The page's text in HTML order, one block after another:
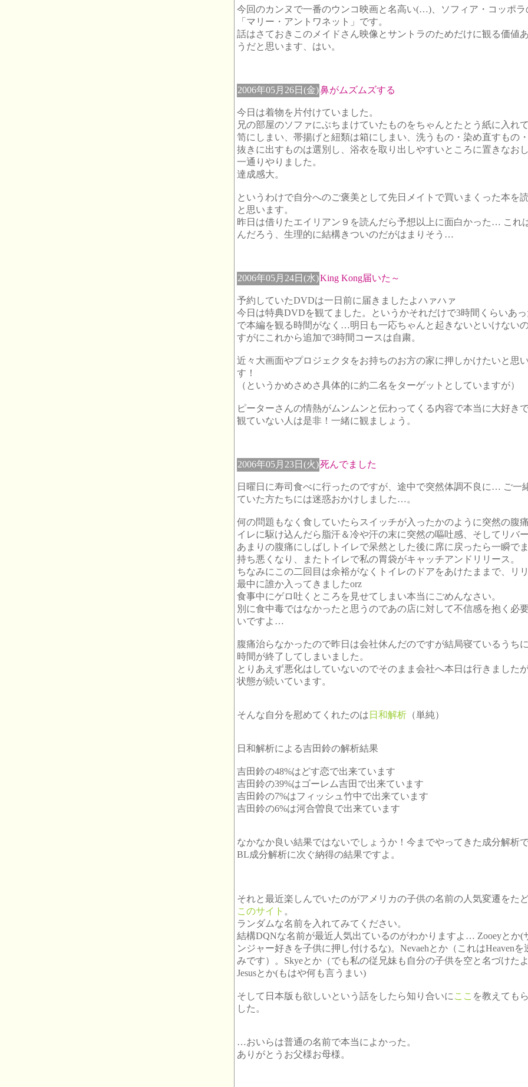
今回のカンヌで一番のウンコ映画と名高い(…)、ソフィア・コッポラ
「マリー・アントワネット」です。
話はさておきこのメイドさん映像とサントラのためだけに観る価値
うだと思います、はい。
2006年05月26日(金)鼻がムズムズする
今日は着物を片付けていました。
兄の部屋のソファにぶちまけていたものをちゃんとたとう紙に入れ
笥にしまい、帯揚げと紐類は箱にしまい、洗うもの・染め直すもの
抜きに出すものは選別し、浴衣を取り出しやすいところに置きなお
一通りやりました。
達成感大。
というわけで自分へのご褒美として先日メイトで買いまくった本を
と思います。
昨日は借りたエイリアン９を読んだら予想以上に面白かった… これ
んだろう、生理的に結構きついのだがはまりそう…
2006年05月24日(水)King Kong届いた～
予約していたDVDは一日前に届きましたよハァハァ
今日は特典DVDを観てました。というかそれだけで3時間くらいあ
で本編を観る時間がなく…明日も一応ちゃんと起きないといけない
すがにこれから追加で3時間コースは自粛。
近々大画面やプロジェクタをお持ちのお方の家に押しかけたいと思
す！
（というかめさめさ具体的に約二名をターゲットとしていますが）
ピーターさんの情熱がムンムンと伝わってくる内容で本当に大好きで
観ていない人は是非！一緒に観ましょう。
2006年05月23日(火)死んでました
日曜日に寿司食べに行ったのですが、途中で突然体調不良に… ご一
ていた方たちには迷惑おかけしました…。
何の問題もなく食していたらスイッチが入ったかのように突然の腹
イレに駆け込んだら脂汗＆冷や汗の末に突然の嘔吐感、そしてリバー
あまりの腹痛にしばしトイレで呆然とした後に席に戻ったら一瞬で
持ち悪くなり、またトイレで私の胃袋がキャッチアンドリリース。
ちなみにこの二回目は余裕がなくトイレのドアをあけたままで、リ
最中に誰か入ってきましたorz
食事中にゲロ吐くところを見せてしまい本当にごめんなさい。
別に食中毒ではなかったと思うのであの店に対して不信感を抱く必
いですよ…
腹痛治らなかったので昨日は会社休んだのですが結局寝ているうち
時間が終了してしまいました。
とりあえず悪化はしていないのでそのまま会社へ本日は行きました
状態が続いています。
そんな自分を慰めてくれたのは 日和解析 （単純）
日和解析による吉田鈴の解析結果
吉田鈴の48%はどす恋で出来ています
吉田鈴の39%はゴーレム吉田で出来ています
吉田鈴の7%はフィッシュ竹中で出来ています
吉田鈴の6%は河合曽良で出来ています
なかなか良い結果ではないでしょうか！今までやってきた成分解析
BL成分解析に次ぐ納得の結果ですよ。
それと最近楽しんでいたのがアメリカの子供の名前の人気変遷をた
このサイト 。
ランダムな名前を入れてみてください。
結構DQNな名前が最近人気出ているのがわかりますよ… Zooeyとか(
ンジャー好きを子供に押し付けるな)。Nevaehとか（これはHeavenを
みです）。Skyeとか（でも私の従兄妹も自分の子供を空と名づけた
Jesusとか(もはや何も言うまい)
そして日本版も欲しいという話をしたら知り合いに ここ を教えても
した。
…おいらは普通の名前で本当によかった。
ありがとうお父様お母様。